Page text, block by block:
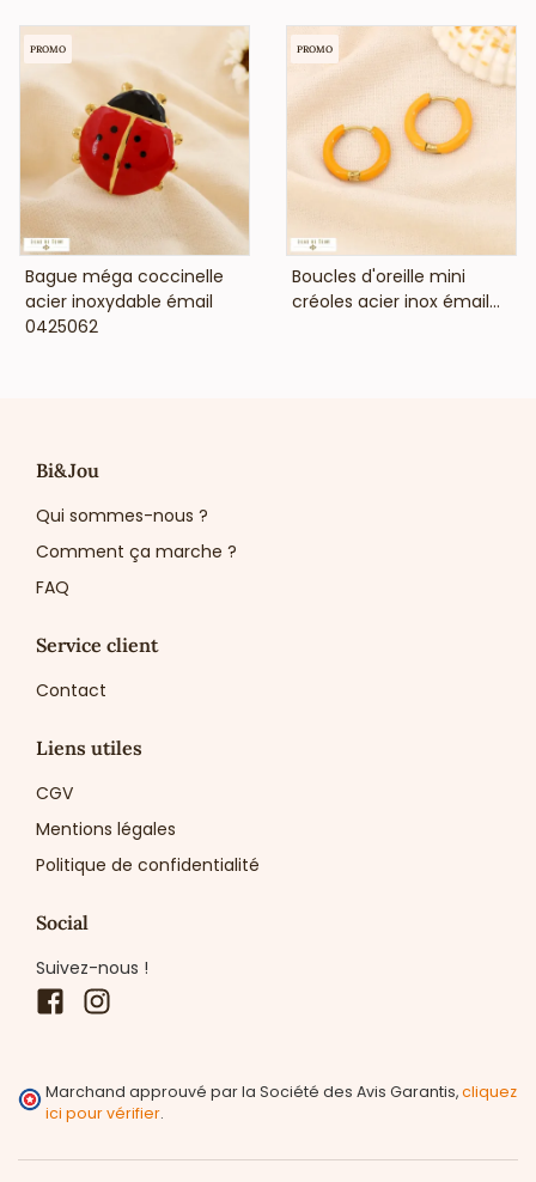
VOIR LE PRIX
Bague méga coccinelle
acier inoxydable émail
0425062
PROMO
VOIR LE PRIX
Boucles d'oreille mini
créoles acier inox émail...
PROMO
Bi&Jou
Qui sommes-nous ?
Comment ça marche ?
FAQ
Service client
Contact
Liens utiles
CGV
Mentions légales
Politique de confidentialité
Social
Suivez-nous !
Facebook
Marchand approuvé par la Société des Avis Garantis,cliquez
ici pour vérifier.